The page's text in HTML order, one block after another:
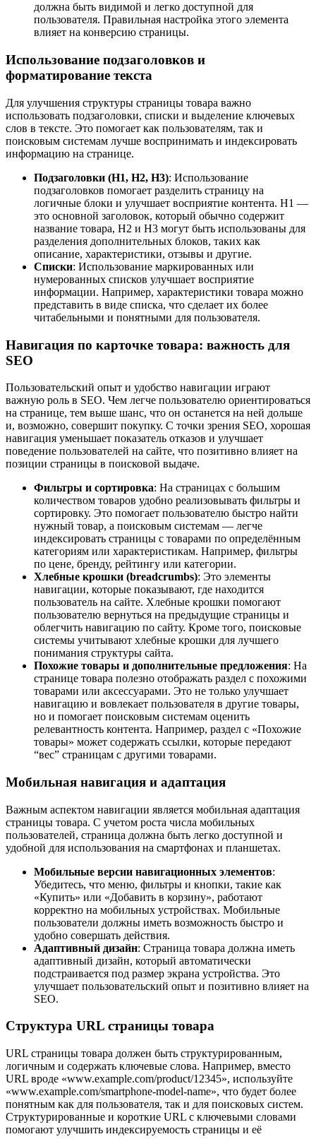
должна быть видимой и легко доступной для
пользователя. Правильная настройка этого элемента
влияет на конверсию страницы.
Использование подзаголовков и
форматирование текста
Для улучшения структуры страницы товара важно
использовать подзаголовки, списки и выделение ключевых
слов в тексте. Это помогает как пользователям, так и
поисковым системам лучше воспринимать и индексировать
информацию на странице.
Подзаголовки (H1, H2, H3): Использование
подзаголовков помогает разделить страницу на
логичные блоки и улучшает восприятие контента. H1 —
это основной заголовок, который обычно содержит
название товара, H2 и H3 могут быть использованы для
разделения дополнительных блоков, таких как
описание, характеристики, отзывы и другие.
Списки: Использование маркированных или
нумерованных списков улучшает восприятие
информации. Например, характеристики товара можно
представить в виде списка, что сделает их более
читабельными и понятными для пользователя.
Навигация по карточке товара: важность для
SEO
Пользовательский опыт и удобство навигации играют
важную роль в SEO. Чем легче пользователю ориентироваться
на странице, тем выше шанс, что он останется на ней дольше
и, возможно, совершит покупку. С точки зрения SEO, хорошая
навигация уменьшает показатель отказов и улучшает
поведение пользователей на сайте, что позитивно влияет на
позиции страницы в поисковой выдаче.
Фильтры и сортировка: На страницах с большим
количеством товаров удобно реализовывать фильтры и
сортировку. Это помогает пользователю быстро найти
нужный товар, а поисковым системам — легче
индексировать страницы с товарами по определённым
категориям или характеристикам. Например, фильтры
по цене, бренду, рейтингу или категории.
Хлебные крошки (breadcrumbs): Это элементы
навигации, которые показывают, где находится
пользователь на сайте. Хлебные крошки помогают
пользователю вернуться на предыдущие страницы и
облегчить навигацию по сайту. Кроме того, поисковые
системы учитывают хлебные крошки для лучшего
понимания структуры сайта.
Похожие товары и дополнительные предложения: На
странице товара полезно отображать раздел с похожими
товарами или аксессуарами. Это не только улучшает
навигацию и вовлекает пользователя в другие товары,
но и помогает поисковым системам оценить
релевантность контента. Например, раздел с «Похожие
товары» может содержать ссылки, которые передают
“вес” страницам с другими товарами.
Мобильная навигация и адаптация
Важным аспектом навигации является мобильная адаптация
страницы товара. С учетом роста числа мобильных
пользователей, страница должна быть легко доступной и
удобной для использования на смартфонах и планшетах.
Мобильные версии навигационных элементов:
Убедитесь, что меню, фильтры и кнопки, такие как
«Купить» или «Добавить в корзину», работают
корректно на мобильных устройствах. Мобильные
пользователи должны иметь возможность быстро и
удобно совершать действия.
Адаптивный дизайн: Страница товара должна иметь
адаптивный дизайн, который автоматически
подстраивается под размер экрана устройства. Это
улучшает пользовательский опыт и позитивно влияет на
SEO.
Структура URL страницы товара
URL страницы товара должен быть структурированным,
логичным и содержать ключевые слова. Например, вместо
URL вроде «www.example.com/product/12345», используйте
«www.example.com/smartphone-model-name», что будет более
понятным как для пользователя, так и для поисковых систем.
Структурированные и короткие URL с ключевыми словами
помогают улучшить индексируемость страницы и её